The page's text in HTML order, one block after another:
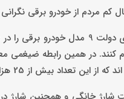
کم مردم از خودرو برقی
هزار درخواست برای 3 مدل خودرو ثبت شده است.